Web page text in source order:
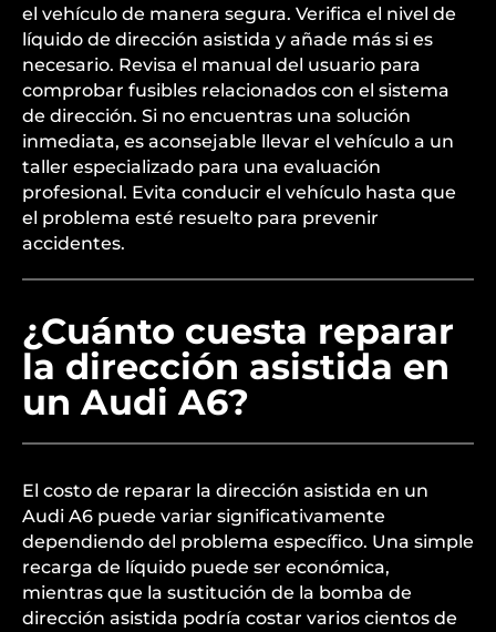
el vehículo de manera segura. Verifica el nivel de
líquido de dirección asistida y añade más si es
necesario. Revisa el manual del usuario para
comprobar fusibles relacionados con el sistema
de dirección. Si no encuentras una solución
inmediata, es aconsejable llevar el vehículo a un
taller especializado para una evaluación
profesional. Evita conducir el vehículo hasta que
el problema esté resuelto para prevenir
accidentes.
¿Cuánto cuesta reparar
la dirección asistida en
un Audi A6?
El costo de reparar la dirección asistida en un
Audi A6 puede variar significativamente
dependiendo del problema específico. Una simple
recarga de líquido puede ser económica,
mientras que la sustitución de la bomba de
dirección asistida podría costar varios cientos de